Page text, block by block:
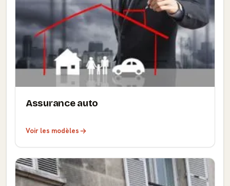
Assurance auto
Voir les modèles